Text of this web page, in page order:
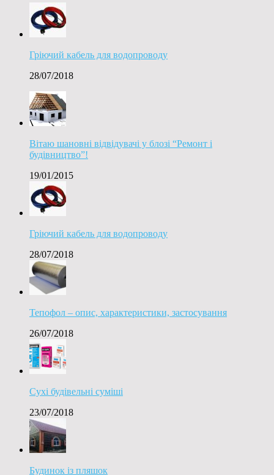
Гріючий кабель для водопроводу
28/07/2018
Вітаю шановні відвідувачі у блозі “Ремонт і
будівництво”!
19/01/2015
Гріючий кабель для водопроводу
28/07/2018
Тепофол – опис, характеристики, застосування
26/07/2018
Сухі будівельні суміші
23/07/2018
Будинок із пляшок